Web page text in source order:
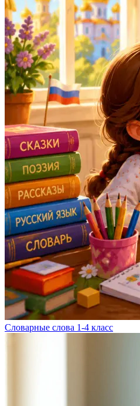
Словарные слова 1-4 класс